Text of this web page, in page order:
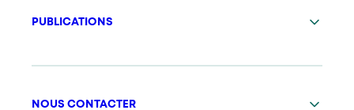
PUBLICATIONS
NOUS CONTACTER